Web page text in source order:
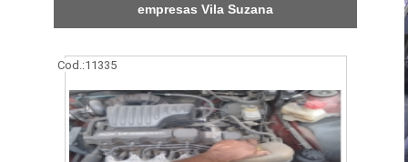
empresas Vila Suzana
Cod.:11335